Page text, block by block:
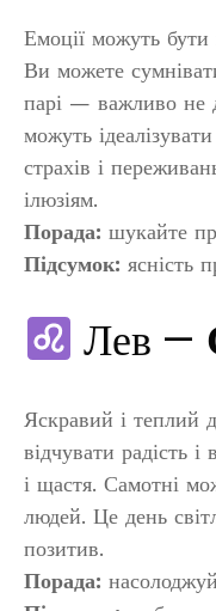
Емоції можуть
Ви можете
парі — важливо не
можуть
страхів і
ілюзіям.
Порада: шукайте
Підсумок: ясність
Лев —
Яскравий і теплий
відчувати радість
і щастя. Самотні
людей. Це день
позитив.
Порада: